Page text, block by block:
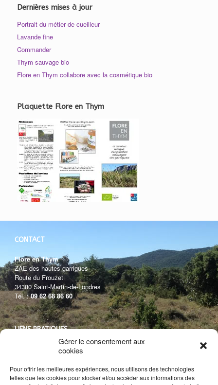
Gérer le consentement aux
cookies
Pour offrir les meilleures expériences, nous utilisons des technologies
telles que les cookies pour stocker et/ou accéder aux informations des
Dernières mises à jour
Portrait du métier de cueilleur
Lavande fine
Commander
Thym sauvage bio
Flore en Thym collabore avec la cosmétique bio
Plaquette Flore en Thym
CONTACT
Flore en Thym
ZAE des hautes garrigues
Route du Frouzet
34380 Saint-Martin-de-Londres
Tél. :09 62 68 86 60
LIENS PRATIQUES
Conditions Générales de vente
Mentions légales
Confidentialité des données